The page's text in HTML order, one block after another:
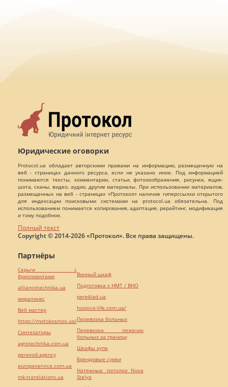
Юридические оговорки
Protocol.ua обладает авторскими правами на информацию, размещенную на
веб - страницах данного ресурса, если не указано иное. Под информацией
понимаются тексты, комментарии, статьи, фотоизображения, рисунки, ящик-
шота, сканы, видео, аудио, другие материалы. При использовании материалов,
размещенных на веб - страницах «Протокол» наличие гиперссылки открытого
для индексации поисковыми системами на protocol.ua обязательна. Под
использованием понимается копирования, адаптация, рерайтинг, модификация
и тому подобное.
Полный текст
Copyright © 2014-2026 «Протокол». Все права защищены.
Партнёры
Серьги с
бриллиантами
alliancetechnika.ua
миралинкс
Веб мастер
https://motokosmos.ua/
Синтезаторы
agrotechnika.com.ua
perevod.agency
europeservice.com.ua
mk-translations.ua
Винный шкаф
Подготовка к НМТ / ВНО
pereklad.ua
hospice-life.com.ua/
Перевозка больных
Перевозка лежачих
больных за границу
Шкафы купе
Брендовые сумки
Натяжные потолки Nova
Stelya